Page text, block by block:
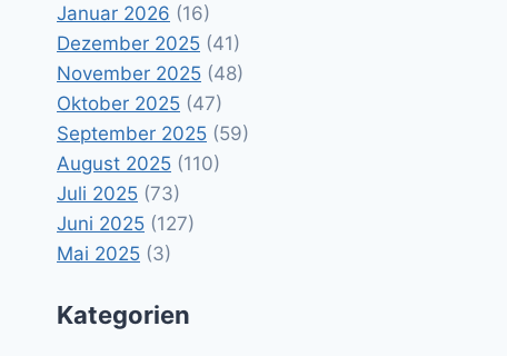
Januar 2026 (16)
Dezember 2025 (41)
November 2025 (48)
Oktober 2025 (47)
September 2025 (59)
August 2025 (110)
Juli 2025 (73)
Juni 2025 (127)
Mai 2025 (3)
Kategorien